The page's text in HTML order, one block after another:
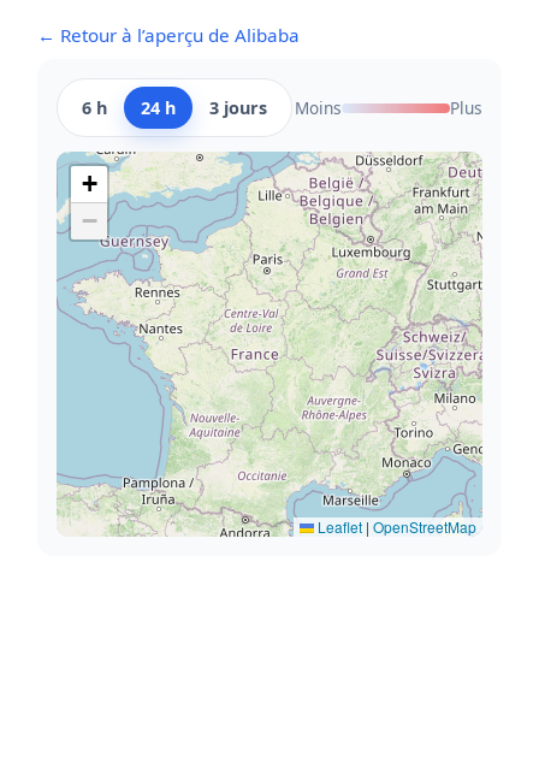
← Retour à l’aperçu de Alibaba
6 h 24 h 3 jours Moins Plus
+
−
Leaflet | OpenStreetMap